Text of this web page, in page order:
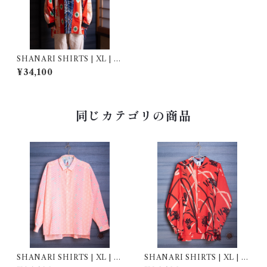
SHANARI SHIRTS | XL | 2
51030
¥34,100
同じカテゴリの商品
SHANARI SHIRTS | XL | 2
SHANARI SHIRTS | XL | 2